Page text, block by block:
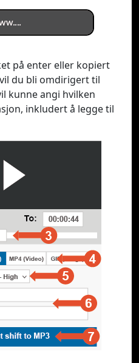
på enter eller kopiert
du bli omdirigert til
kunne angi hvilken
inkludert å legge til